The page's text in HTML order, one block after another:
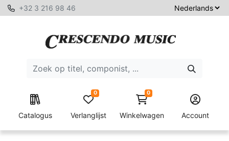
+32 3 216 98 46
Catalogus Verlanglijst
0 0
Winkelwagen Account